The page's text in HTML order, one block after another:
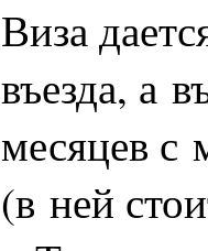
Виза
въезда, а
месяцев с
(в ней